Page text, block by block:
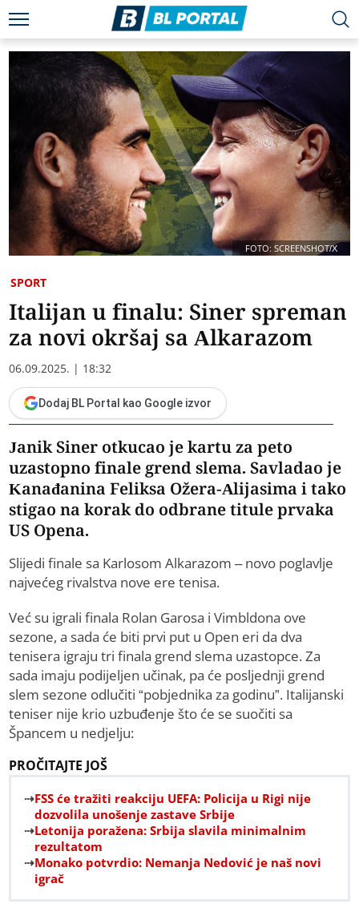
FOTO: SCREENSHOT/X
SPORT
Italijan u finalu: Siner spreman
za novi okršaj sa Alkarazom
06.09.2025. | 18:32
Dodaj BL Portal kao Google izvor
Janik Siner otkucao je kartu za peto
uzastopno finale grend slema. Savladao je
Kanađanina Feliksa Ožera-Alijasima i tako
stigao na korak do odbrane titule prvaka
US Opena.
Slijedi finale sa Karlosom Alkarazom – novo poglavlje
najvećeg rivalstva nove ere tenisa.
Već su igrali finala Rolan Garosa i Vimbldona ove
sezone, a sada će biti prvi put u Open eri da dva
tenisera igraju tri finala grend slema uzastopce. Za
sada imaju podijeljen učinak, pa će posljednji grend
slem sezone odlučiti “pobjednika za godinu”. Italijanski
teniser nije krio uzbuđenje što će se suočiti sa
Špancem u nedjelju:
PROČITAJTE JOŠ
FSS će tražiti reakciju UEFA: Policija u Rigi nije
dozvolila unošenje zastave Srbije
Letonija poražena: Srbija slavila minimalnim
rezultatom
Monako potvrdio: Nemanja Nedović je naš novi
igrač